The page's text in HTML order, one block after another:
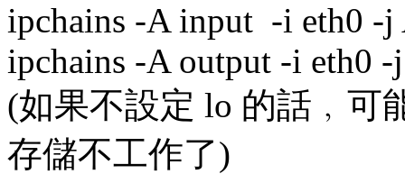
ipchains -A input -i eth0 -j
ipchains -A output -i eth0
(如果不設定 lo 的話﹐可
存儲不工作了)